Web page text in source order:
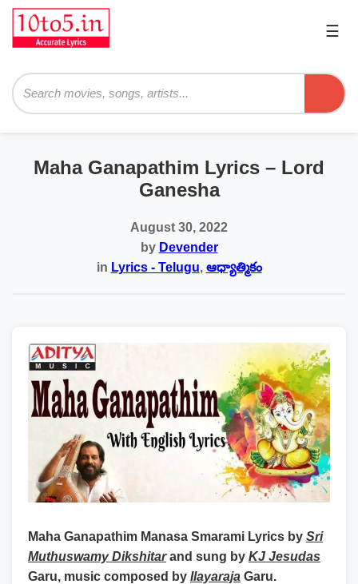
☰
Maha Ganapathim Lyrics – Lord
Ganesha
August 30, 2022
by Devender
in Lyrics - Telugu, ఆధ్యాత్మికం
Maha Ganapathim Manasa Smarami Lyrics by Sri
Muthuswamy Dikshitarand sung by KJ Jesudas
Garu, music composed by Ilayaraja Garu.